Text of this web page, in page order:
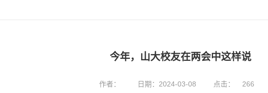
今年，山大校友在两会中这样说
作者： 日期：2024-03-08 点击： 266